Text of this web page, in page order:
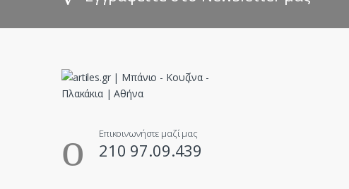
C
Επικοινωνήστε μαζί μας
210 97.09.439